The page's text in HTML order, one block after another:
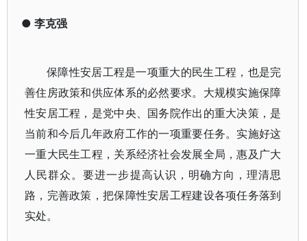
● 李克强
保障性安居工程是一项重大的民生工程，也是完
善住房政策和供应体系的必然要求。大规模实施保障
性安居工程，是党中央、国务院作出的重大决策，是
当前和今后几年政府工作的一项重要任务。实施好这
一重大民生工程，关系经济社会发展全局，惠及广大
人民群众。要进一步提高认识，明确方向，理清思
路，完善政策，把保障性安居工程建设各项任务落到
实处。